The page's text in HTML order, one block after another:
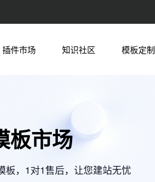
插件市场 知识社区 模板定制
板市场
板，1对1售后，让您建站无忧